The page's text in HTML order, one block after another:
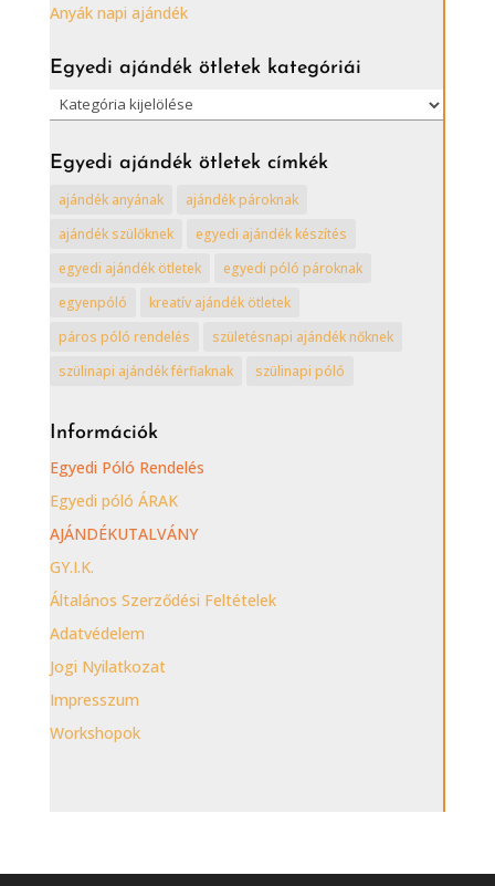
Anyák napi ajándék
Egyedi ajándék ötletek kategóriái
Egyedi
ajándék
ötletek
kategóriái
Egyedi ajándék ötletek címkék
ajándék anyának
ajándék pároknak
ajándék szülőknek
egyedi ajándék készítés
egyedi ajándék ötletek
egyedi póló pároknak
egyenpóló
kreatív ajándék ötletek
páros póló rendelés
születésnapi ajándék nőknek
szülinapi ajándék férfiaknak
szülinapi póló
Információk
Egyedi Póló Rendelés
Egyedi póló ÁRAK
AJÁNDÉKUTALVÁNY
GY.I.K.
Általános Szerződési Feltételek
Adatvédelem
Jogi Nyilatkozat
Impresszum
Workshopok